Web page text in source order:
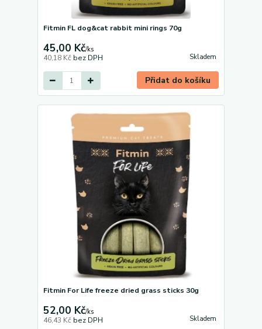
Fitmin FL dog&cat rabbit mini rings 70g
45,00 Kč/ks
40,18 Kč bez DPH Skladem
Přidat do košíku
Fitmin For Life freeze dried grass sticks 30g
52,00 Kč/ks
46,43 Kč bez DPH Skladem